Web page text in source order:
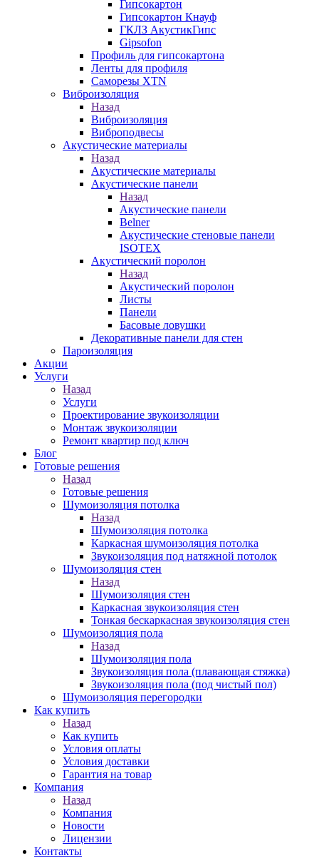
Гипсокартон
Гипсокартон Кнауф
ГКЛЗ АкустикГипс
Gipsofon
Профиль для гипсокартона
Ленты для профиля
Саморезы XTN
Виброизоляция
Назад
Виброизоляция
Виброподвесы
Акустические материалы
Назад
Акустические материалы
Акустические панели
Назад
Акустические панели
Belner
Акустические стеновые панели
ISOTEX
Акустический поролон
Назад
Акустический поролон
Листы
Панели
Басовые ловушки
Декоративные панели для стен
Пароизоляция
Акции
Услуги
Назад
Услуги
Проектирование звукоизоляции
Монтаж звукоизоляции
Ремонт квартир под ключ
Блог
Готовые решения
Назад
Готовые решения
Шумоизоляция потолка
Назад
Шумоизоляция потолка
Каркасная шумоизоляция потолка
Звукоизоляция под натяжной потолок
Шумоизоляция стен
Назад
Шумоизоляция стен
Каркасная звукоизоляция стен
Тонкая бескаркасная звукоизоляция стен
Шумоизоляция пола
Назад
Шумоизоляция пола
Звукоизоляция пола (плавающая стяжка)
Звукоизоляция пола (под чистый пол)
Шумоизоляция перегородки
Как купить
Назад
Как купить
Условия оплаты
Условия доставки
Гарантия на товар
Компания
Назад
Компания
Новости
Лицензии
Контакты